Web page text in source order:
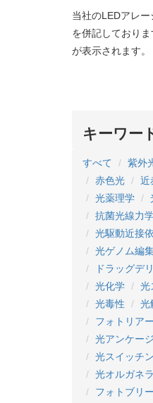
当社のLEDアレ
を併記しており
が表示されます。
キーワー
すべて 紫外
赤色光
近
光薬理学
抗菌光線力
光駆動近接
光ゲノム編
ドラッグデ
光化学
光
光毒性
光
フォトリア
光アンケー
光スイッチ
光オルガネ
フォトブリ